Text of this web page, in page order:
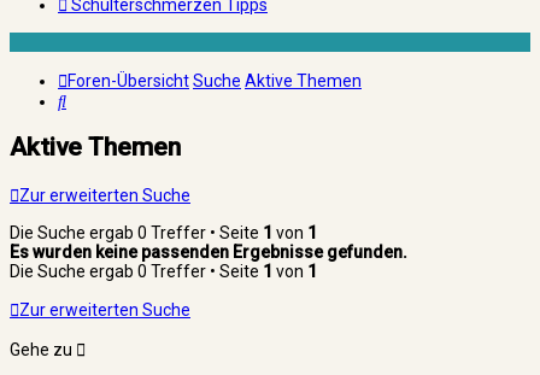
Schulterschmerzen Tipps
Foren-ÜbersichtSuche Aktive Themen
Suche
Aktive Themen
Zur erweiterten Suche
Die Suche ergab 0 Treffer • Seite 1 von 1
Es wurden keine passenden Ergebnisse gefunden.
Die Suche ergab 0 Treffer • Seite 1 von 1
Zur erweiterten Suche
Gehe zu